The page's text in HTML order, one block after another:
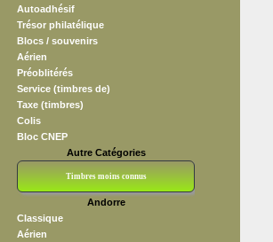
Autoadhésif
Trésor philatélique
Blocs / souvenirs
Aérien
Préoblitérés
Service (timbres de)
Taxe (timbres)
Colis
Bloc CNEP
Autre Catégories
Timbres moins connus
Andorre
Classique
Aérien